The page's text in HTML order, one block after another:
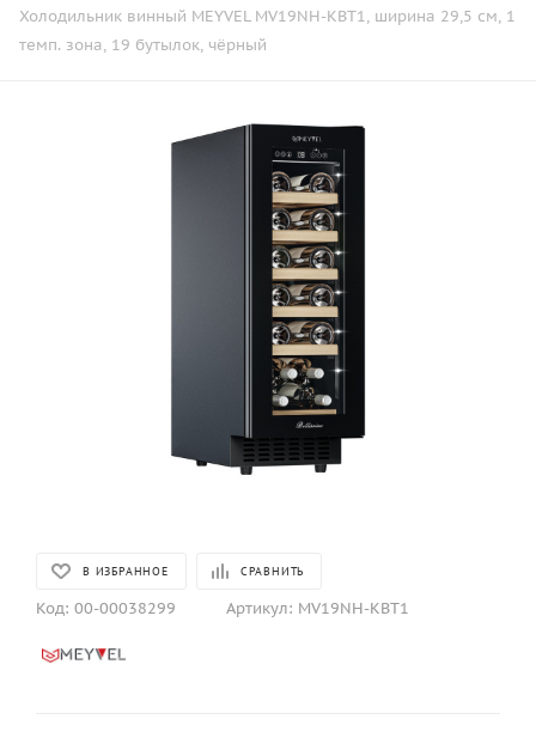
Холодильник винный MEYVEL MV19NH-KBT1, ширина 29,5 см, 1
темп. зона, 19 бутылок, чёрный
В ИЗБРАННОЕ СРАВНИТЬ
Код: 00-00038299 Артикул: MV19NH-KBT1